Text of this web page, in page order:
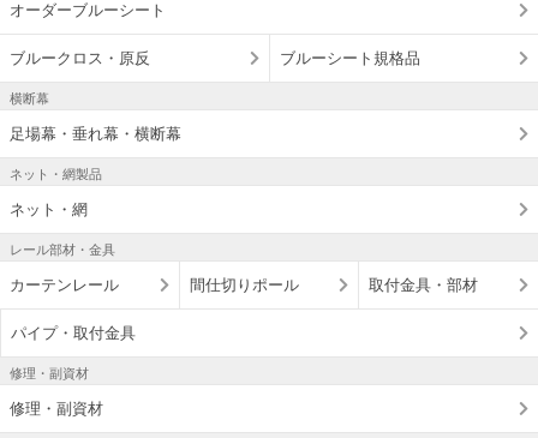
オーダーブルーシート
ブルークロス・原反 ブルーシート規格品
横断幕
足場幕・垂れ幕・横断幕
ネット・網製品
ネット・網
レール部材・金具
カーテンレール 間仕切りポール 取付金具・部材
パイプ・取付金具
修理・副資材
修理・副資材